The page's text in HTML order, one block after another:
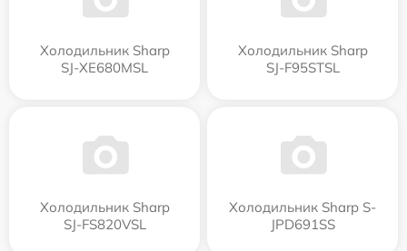
Холодильник Sharp
SJ-XE680MSL
Холодильник Sharp
SJ-F95STSL
Холодильник Sharp
SJ-FS820VSL
Холодильник Sharp S-
JPD691SS